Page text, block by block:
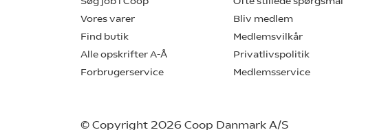
Vores varer
Find butik
Alle opskrifter A-Å
Forbrugerservice
Bliv medlem
Medlemsvilkår
Privatlivspolitik
Medlemsservice
© Copyright 2026 Coop Danmark A/S